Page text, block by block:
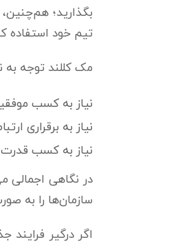
بگذارید؛
تیم خود استفاده
مک کللند توجه به
نیاز به کسب
نیاز به برقراری
نیاز به کسب
سازمان‌ها را به
اگر درگیر فرایند